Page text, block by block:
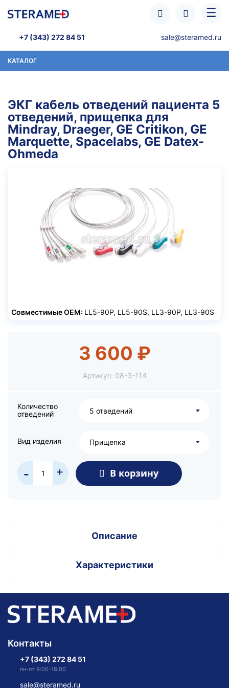
☰
+7 (343) 272 84 51 sale@steramed.ru
КАТАЛОГ
ЭКГ кабель отведений пациента 5
отведений, прищепка для
Mindray, Draeger, GE Critikon, GE
Marquette, Spacelabs, GE Datex-
Ohmeda
Совместимые ОЕМ: LL5-90P, LL5-90S, LL3-90P, LL3-90S
3 600 ₽
Артикул: 08-3-114
Количество
отведений
5 отведений
Вид изделия Прищепка
- + В корзину
Описание
Характеристики
Контакты
+7 (343) 272 84 51
пн-пт 9:00-18:00
sale@steramed.ru